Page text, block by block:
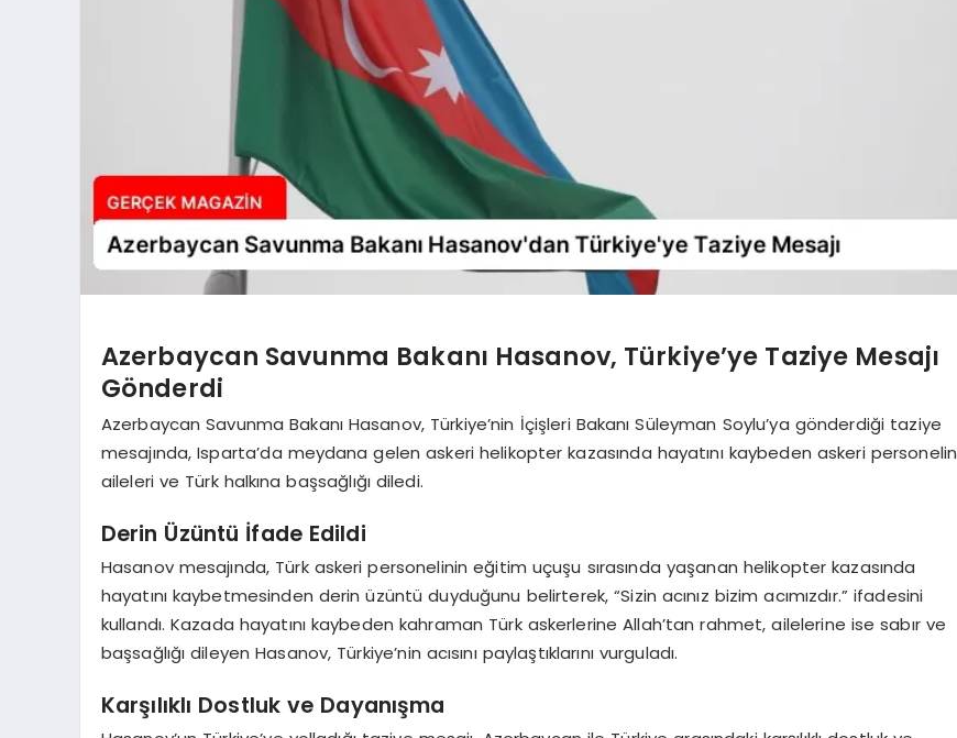
Azerbaycan Savunma Bakanı Hasanov, Türkiye’ye Taziye Mesajı
Gönderdi
Azerbaycan Savunma Bakanı Hasanov, Türkiye’nin İçişleri Bakanı Süleyman Soylu’ya gönderdiği taziye
mesajında, Isparta’da meydana gelen askeri helikopter kazasında hayatını kaybeden askeri personelin
aileleri ve Türk halkına başsağlığı diledi.
Derin Üzüntü İfade Edildi
Hasanov mesajında, Türk askeri personelinin eğitim uçuşu sırasında yaşanan helikopter kazasında
hayatını kaybetmesinden derin üzüntü duyduğunu belirterek, “Sizin acınız bizim acımızdır.” ifadesini
kullandı. Kazada hayatını kaybeden kahraman Türk askerlerine Allah’tan rahmet, ailelerine ise sabır ve
başsağlığı dileyen Hasanov, Türkiye’nin acısını paylaştıklarını vurguladı.
Karşılıklı Dostluk ve Dayanışma